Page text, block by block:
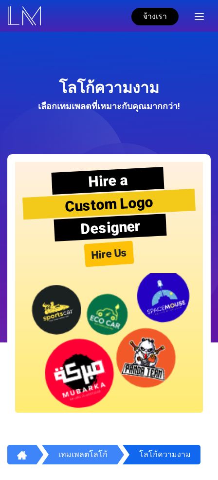
จ้างเรา
โลโก้ความงาม
เลือกเทมเพลตที่เหมาะกับคุณมากกว่า!
Hire a
Custom Logo
Designer
Hire Us
เทมเพลตโลโก้ โลโก้ความงาม